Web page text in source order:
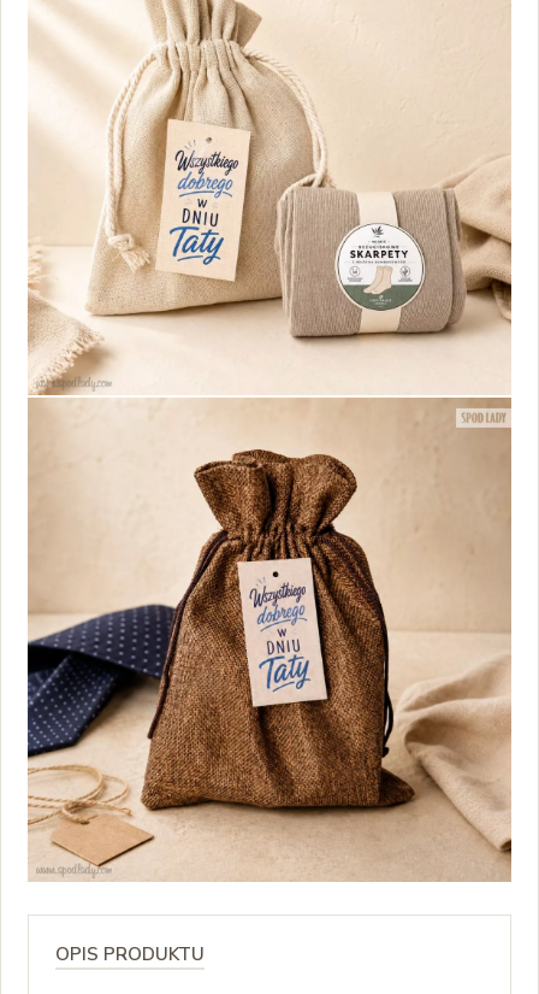
OPIS PRODUKTU